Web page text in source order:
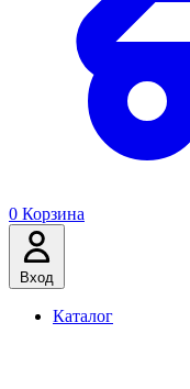
0 Корзина
Вход
Каталог